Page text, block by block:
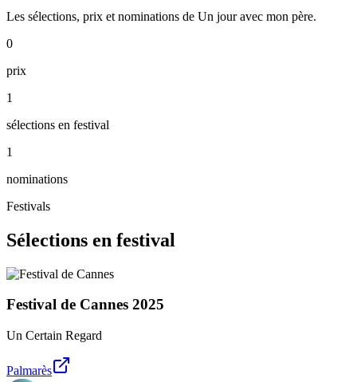
Les sélections, prix et nominations de Un jour avec mon père.
0
prix
1
sélections en festival
1
nominations
Festivals
Sélections en festival
Festival de Cannes 2025
Un Certain Regard
Palmarès